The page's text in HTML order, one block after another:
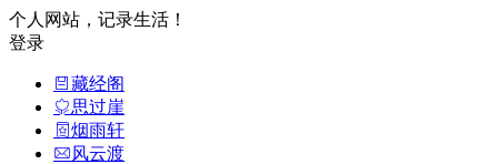
个人网站，记录生活！
登录
藏经阁
思过崖
烟雨轩
风云渡